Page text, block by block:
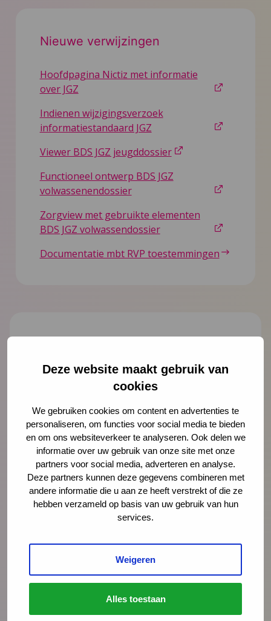
Deze website maakt gebruik van
cookies
We gebruiken cookies om content en advertenties te
personaliseren, om functies voor social media te bieden
en om ons websiteverkeer te analyseren. Ook delen we
informatie over uw gebruik van onze site met onze
partners voor social media, adverteren en analyse.
Deze partners kunnen deze gegevens combineren met
andere informatie die u aan ze heeft verstrekt of die ze
hebben verzameld op basis van uw gebruik van hun
services.
Weigeren
Alles toestaan
Nieuwe verwijzingen
Hoofdpagina Nictiz met informatie
over JGZ
Indienen wijzigingsverzoek
informatiestandaard JGZ
Viewer BDS JGZ jeugddossier
Functioneel ontwerp BDS JGZ
volwassenendossier
Zorgview met gebruikte elementen
BDS JGZ volwassendossier
Documentatie mbt RVP toestemmingen
Tanja Geerdes-Maas
adviseur
tgeerdes@ncj.nl
06 - 48 52 19 69
Lees meer over Tanja Geerdes-Maas